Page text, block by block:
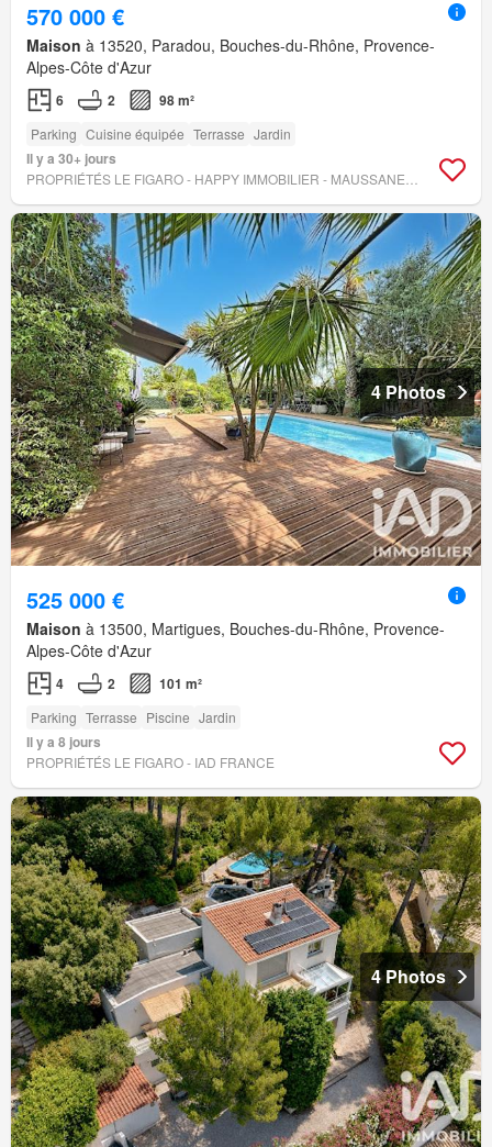
570 000 €
Maison à 13520, Paradou, Bouches-du-Rhône, Provence-
Alpes-Côte d'Azur
6 2 98 m²
Parking Cuisine équipée Terrasse Jardin
Il y a 30+ jours
4 Photos
525 000 €
Maison à 13500, Martigues, Bouches-du-Rhône, Provence-
Alpes-Côte d'Azur
4 2 101 m²
Parking Terrasse Piscine Jardin
Il y a 8 jours
PROPRIÉTÉS LE FIGARO - IAD FRANCE
4 Photos